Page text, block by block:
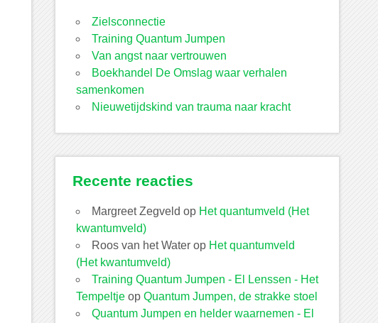
Zielsconnectie
Training Quantum Jumpen
Van angst naar vertrouwen
Boekhandel De Omslag waar verhalen
samenkomen
Nieuwetijdskind van trauma naar kracht
Recente reacties
Margreet Zegveld op Het quantumveld (Het
kwantumveld)
Roos van het Water op Het quantumveld
(Het kwantumveld)
Training Quantum Jumpen - El Lenssen - Het
Tempeltje opQuantum Jumpen, de strakke stoel
Quantum Jumpen en helder waarnemen - El